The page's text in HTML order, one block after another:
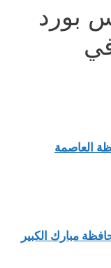
بورد
العاصمة
مبارك الكبير